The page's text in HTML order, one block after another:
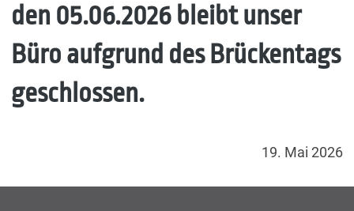
content
den 05.06.2026 bleibt unser
Büro aufgrund des Brückentags
geschlossen.
19. Mai 2026